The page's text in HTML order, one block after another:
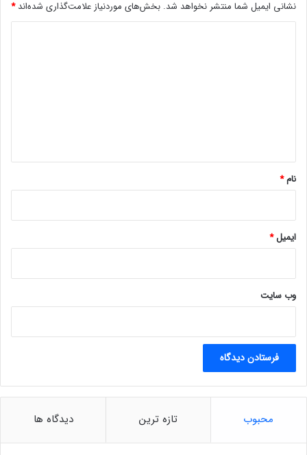
ر
ف
نشانی ایمیل شما منتشر نخواهد شد. بخش‌های موردنیاز علامت‌گذاری شده‌اند*
نام*
ایمیل*
وب‌ سایت
محبوب تازه ترین دیدگاه ها